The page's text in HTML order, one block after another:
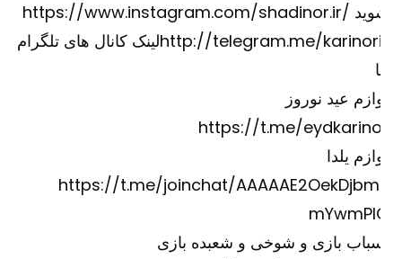
https://www.instagram.com/shadinor.ir/
http://telegram.me/لینک کانال های تلگرام
عید نوروز
https://t.me/
یلدا
https://t.me/joinchat/
بازی و شوخی و شعبده بازی